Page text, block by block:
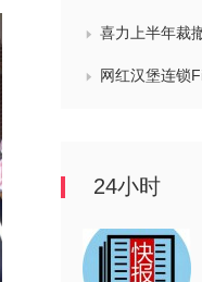
喜力上半年裁撤3000岗位，太古可口可乐总裁说
网红汉堡连锁Five Guys创始人专访：都是
24小时